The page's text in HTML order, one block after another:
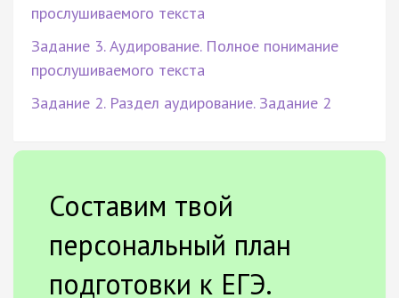
прослушиваемого текста
Задание 3. Аудирование. Полное понимание
прослушиваемого текста
Задание 2. Раздел аудирование. Задание 2
Составим твой
персональный план
подготовки к ЕГЭ.